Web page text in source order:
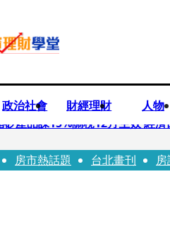
政治社會 財經理財 人物
產品課15%關稅12月生效 經濟
首度受訪 廣末涼子被次子點醒
房市熱話題 台北畫刊